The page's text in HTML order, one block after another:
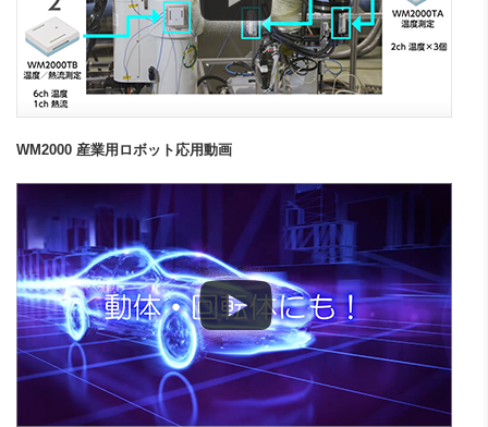
WM2000 産業用ロボット応用動画